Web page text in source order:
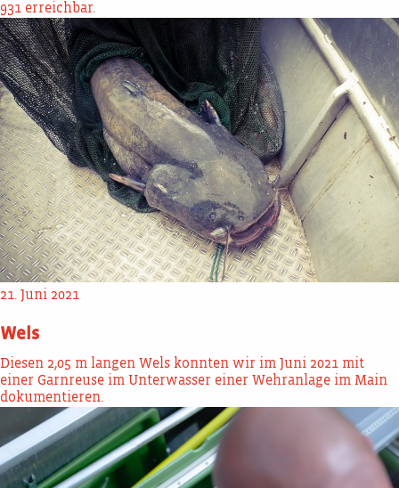
931 erreichbar.
21. Juni 2021
Wels
Diesen 2,05 m langen Wels konnten wir im Juni 2021 mit
einer Garnreuse im Unterwasser einer Wehranlage im Main
dokumentieren.